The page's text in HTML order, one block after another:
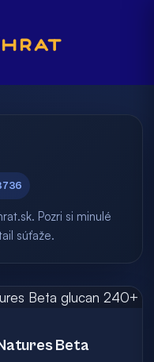
Pozri si minulé
súťaže.
Beta